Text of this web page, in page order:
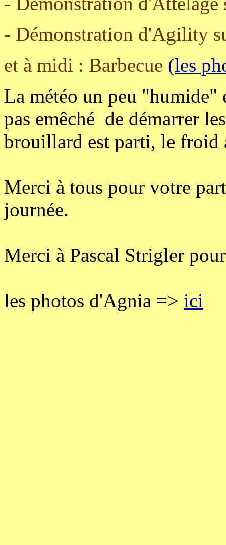
- Démonstration d'Agility
et à midi : Barbecue (les
La météo un peu "humide"
pas emêché de démarrer
brouillard est parti, le froid
Merci à tous pour votre
journée.
Merci à Pascal Strigler
les photos d'Agnia => ici